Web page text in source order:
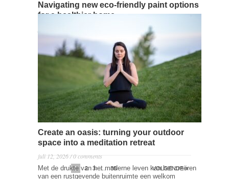
Navigating new eco-friendly paint options
for a healthier home
In de zoektocht naar een gezondere leefomgeving is
de overgang naar eco-vriendelijke verfopties een stap
die steeds meer huizenbezitters ondernemen. Deze
verven bieden milieuvriendelijke alternatieven zonder in
te boeten op kwaliteit of esthetiek. Maar hoe navigeer
je door de vele opties op de markt? Belangrijkste
punten Eco-vriendelijke verven reduceren schadelijke
uitstoot in huis en zijn…
Read more →
Create an oasis: turning your outdoor
space into a meditation retreat
juli 12, 2026 / 0 comments
Met de drukte van het moderne leven kan het creëren
van een rustgevende buitenruimte een welkom
1 2 3 … 35 VOLGENDE »